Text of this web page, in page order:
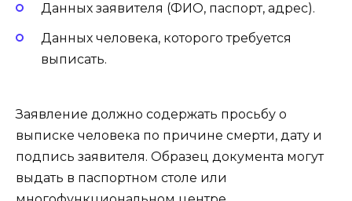
Данных заявителя (ФИО, паспорт, адрес).
Данных человека, которого требуется
выписать.
Заявление должно содержать просьбу о
выписке человека по причине смерти, дату и
подпись заявителя. Образец документа могут
выдать в паспортном столе или